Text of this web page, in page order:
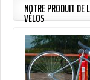
NOTRE PRODUIT DE
VÉLOS